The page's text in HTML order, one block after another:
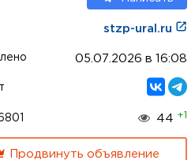
stzp-ural.ru
05.07.2026 в 16:08
44 +1
Продвинуть объявление